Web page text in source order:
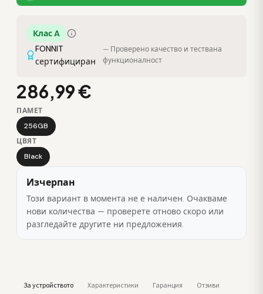
Клас A
FONNIT
сертифициран
— Проверено качество и тествана
функционалност
286,99 €
ПАМЕТ
256GB
ЦВЯТ
Black
Изчерпан
Този вариант в момента не е наличен. Очакваме
нови количества — проверете отново скоро или
разгледайте другите ни предложения.
За устройството Характеристики Гаранция Отзиви